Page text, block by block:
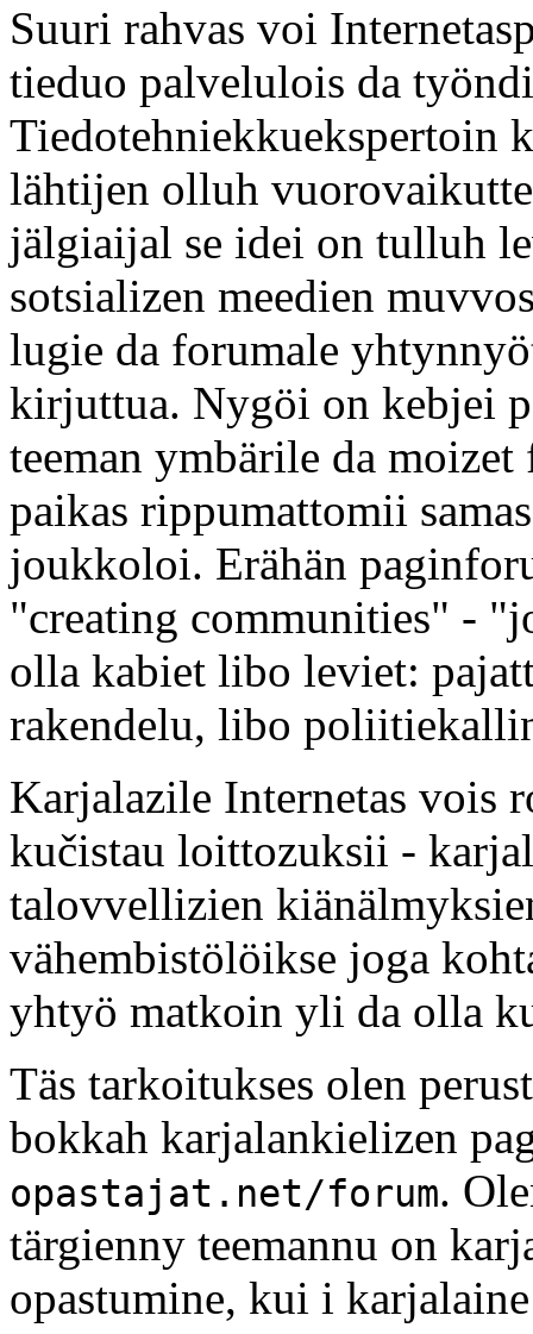
Suuri rahvas voi
tieduo palvelulois da
Tiedotehniekkuekspertoin
lähtijen olluh
jälgiaijal se idei on tulluh
sotsializen meedien
lugie da forumale
kirjuttua. Nygöi on kebjei
teeman ymbärile da
paikas rippumattomii
joukkoloi. Erähän
"creating communities" -
olla kabiet libo leviet:
rakendelu, libo
Karjalazile Internetas vois
kučistau loittozuksii -
talovvellizien
vähembistölöikse joga
yhtyö matkoin yli da olla
Täs tarkoitukses olen
bokkah karjalankielizen
opastajat.net/forum.
tärgienny teemannu on
opastumine, kui i